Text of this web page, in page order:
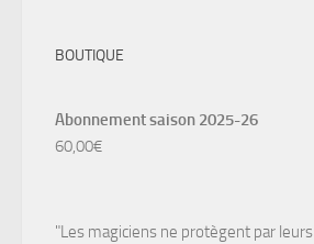
BOUTIQUE
Abonnement saison 2025-26
60,00€
"Les magiciens ne protègent par leurs